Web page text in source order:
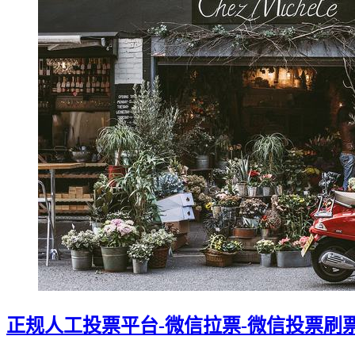
正规人工投票平台-微信拉票-微信投票刷